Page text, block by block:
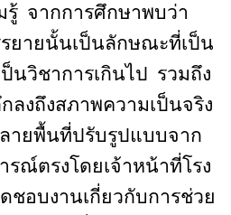
รู้ จากการศึกษาพบว่า
ยายนั้นเป็นลักษณะที่เป็น
นวิชาการเกินไป รวมถึง
ลงถึงสภาพความเป็นจริง
ายพื้นที่ปรับรูปแบบจาก
รณ์ตรงโดยเจ้าหน้าที่โรง
อบงานเกี่ยวกับการช่วย